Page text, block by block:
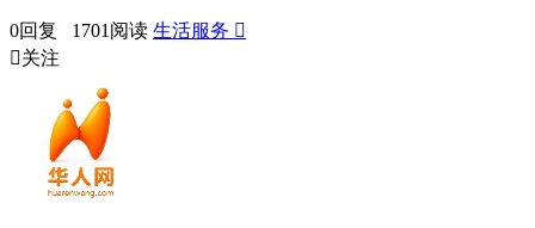
0回复 1701阅读 生活服务 
关注